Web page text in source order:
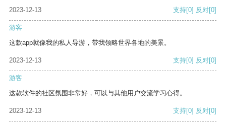
2023-12-13
支持[0] 反对[0]
游客
这款app就像我的私人导游，带我领略世界各地的美景。
2023-12-13 支持[0] 反对[0]
游客
这款软件的社区氛围非常好，可以与其他用户交流学习心得。
2023-12-13 支持[0] 反对[0]